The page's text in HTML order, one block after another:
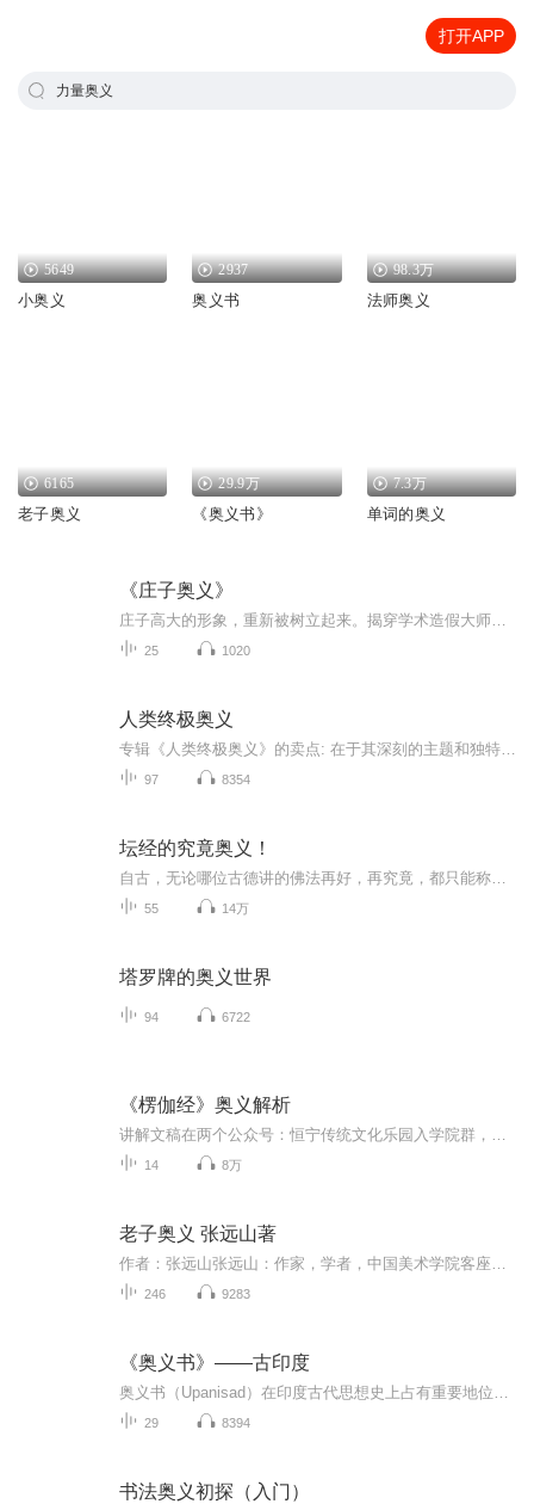
打开APP
力量奥义
5649
小奥义
2937
奥义书
98.3万
法师奥义
6165
老子奥义
29.9万
《奥义书》
7.3万
单词的奥义
《庄子奥义》
25 1020
人类终极奥义
97 8354
坛经的究竟奥义！
55 14万
塔罗牌的奥义世界
94 6722
《楞伽经》奥义解析
14 8万
老子奥义 张远山著
246 9283
《奥义书》——古印度
29 8394
书法奥义初探（入门）